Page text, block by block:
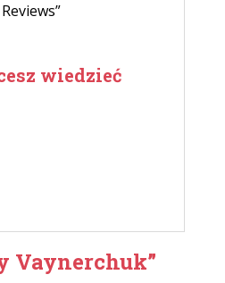
wiedzieć
Vaynerchuk”